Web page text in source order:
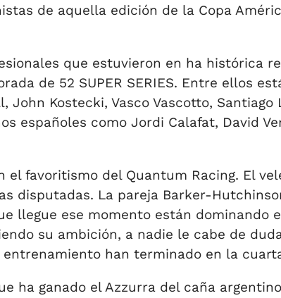
de aquella edición de la Copa
que estuvieron en ha histórica
de 52 SUPER SERIES. Entre ellos
John Kostecki, Vasco Vascotto,
españoles como Jordi Calafat, David
el favoritismo del Quantum Racing. El
disputadas. La pareja Barker-
llegue ese momento están dominando
su ambición, a nadie le cabe de
han terminado en la
ha ganado el Azzurra del caña